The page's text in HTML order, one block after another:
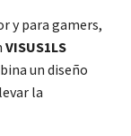
y para gamers,
VISUS1LS
un diseño
la